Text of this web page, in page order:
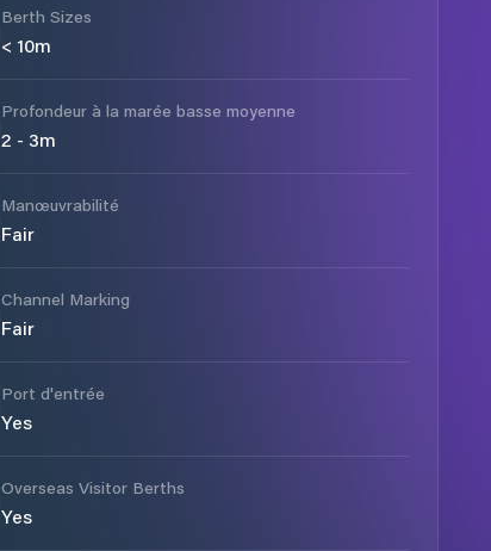
Berth Sizes
< 10m
Profondeur à la marée basse moyenne
2 - 3m
Manœuvrabilité
Fair
Channel Marking
Fair
Port d'entrée
Yes
Overseas Visitor Berths
Yes